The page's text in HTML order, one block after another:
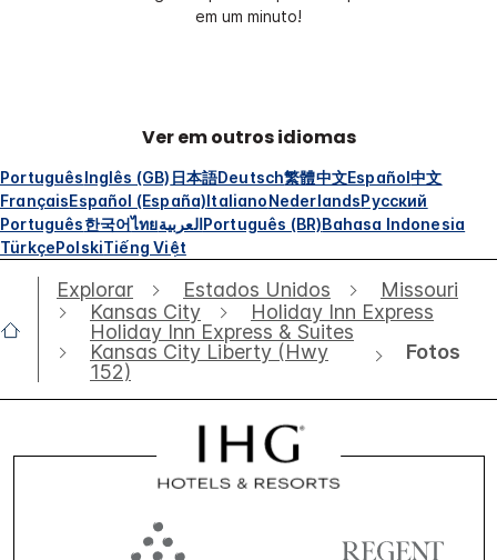
em um minuto!
Ver em outros idiomas
PortuguêsInglês (GB) 日本語Deutsch繁體中文Español中文
FrançaisEspañol (España)ItalianoNederlandsРусский
Português한국어ไทยالعربيةPortuguês (BR)Bahasa Indonesia
TürkçePolskiTiếng Việt
Explorar Estados Unidos
Missouri
Kansas City
Holiday Inn Express
Holiday Inn Express & Suites
Kansas City Liberty (Hwy
152)
Fotos